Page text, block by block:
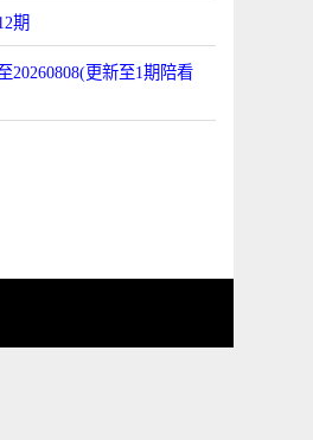
期
20260808(更新至1期陪看